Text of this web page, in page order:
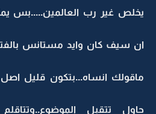
يخلص غير رب العالمين.....بس
ان سيف كان وايد مستانس بالفتره
ماقولك انساه...بتكون قليل
حاول تتقبل